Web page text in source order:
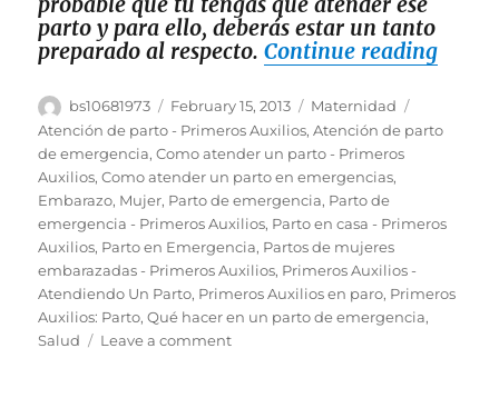
parto y para ello, deberás estar un tanto
preparado al respecto.Continue reading
Author
bs10681973
Posted
on
February 15, 2013 Categories
Maternidad
Atención de parto - Primeros Auxilios,Atención de parto
de emergencia,Como atender un parto - Primeros
Auxilios,Como atender un parto en emergencias,
Embarazo, Mujer, Parto de emergencia, Parto de
emergencia - Primeros Auxilios, Parto en casa - Primeros
Auxilios, Parto en Emergencia, Partos de mujeres
embarazadas - Primeros Auxilios, Primeros Auxilios -
Atendiendo Un Parto, Primeros Auxilios en paro, Primeros
Auxilios: Parto,Qué hacer en un parto de emergencia,
Salud
Leave a commenton